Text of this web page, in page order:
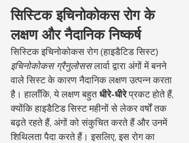
सिस्टिक इचिनोकोकस रोग के
लक्षण और नैदानिक निष्कर्ष
सिस्टिक इचिनोकोकस रोग (हाइडैटिड सिस्ट)
इचिनोकोकस ग्रैनुलोसस लार्वा द्वारा अंगों में बनने
वाले सिस्ट के कारण नैदानिक लक्षण उत्पन्न करता
है। हालाँकि, ये लक्षण बहुत धीरे-धीरे प्रकट होते हैं,
क्योंकि हाइडैटिड सिस्ट महीनों से लेकर वर्षों तक
बढ़ते रहते हैं, अंगों को संकुचित करते हैं और उनमें
शिथिलता पैदा करते हैं। इसलिए, इस रोग का